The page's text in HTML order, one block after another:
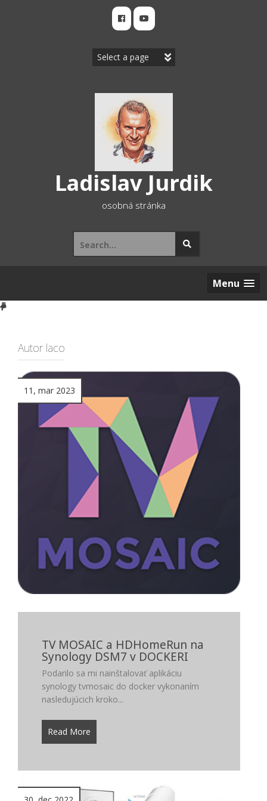
Ladislav Jurdik
osobná stránka
Search
for:
Menu
Autor laco
11, mar 2023
TV MOSAIC a HDHomeRun na
Synology DSM7 v DOCKERI
Podarilo sa mi nainštalovať aplikáciu
synology tvmosaic do docker vykonaním
nasledujúcich kroko...
Read More